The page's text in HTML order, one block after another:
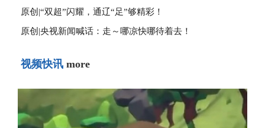
原创|“双超”闪耀，通辽“足”够精彩！
原创|央视新闻喊话：走～哪凉快哪待着去！
视频快讯 more